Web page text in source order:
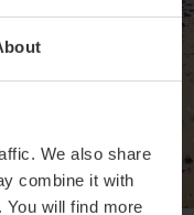
We also share
combine it with
You will find more